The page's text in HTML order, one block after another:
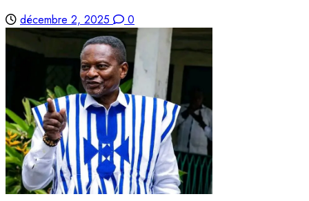
décembre 2, 2025 0